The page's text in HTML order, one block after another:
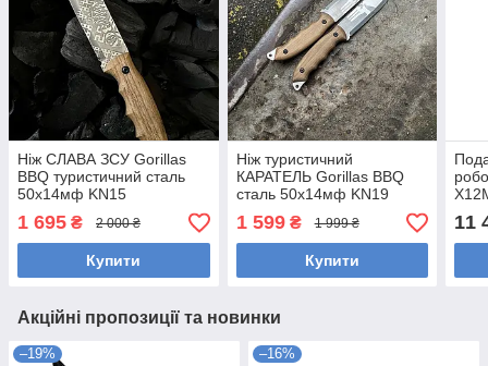
Ніж СЛАВА ЗСУ Gorillas
BBQ туристичний сталь
50х14мф KN15
1 695 ₴ 2 000 ₴
Купити
Ніж туристичний
КАРАТЕЛЬ Gorillas BBQ
сталь 50х14мф KN19
1 599₴ 1 999 ₴
Купити
11
Акційні пропозиції та новинки
–19% –16%